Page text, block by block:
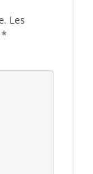
Les
*